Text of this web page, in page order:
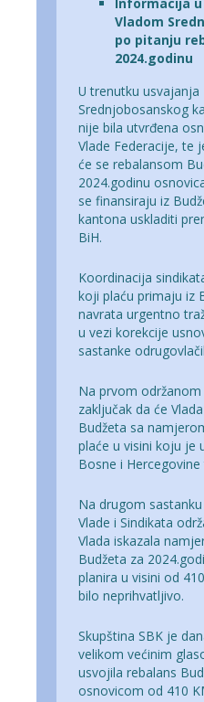
Vladom
po pitanju
2024.godinu
U trenutku usvajanja
Srednjobosanskog
nije bila utvrđena
Vlade Federacije, te
će se rebalansom
2024.godinu
se finansiraju iz
kantona uskladiti
BiH.
Koordinacija
koji plaću primaju iz
navrata urgentno
u vezi korekcije
sastanke
Na prvom
zaključak da će
Budžeta sa
plaće u visini koju je
Bosne i
Na drugom
Vlade i Sindikata
Vlada iskazala
Budžeta za
planira u visini od
bilo neprihvatljivo.
Skupština SBK je
velikom većinim
usvojila rebalans
osnovicom od 410